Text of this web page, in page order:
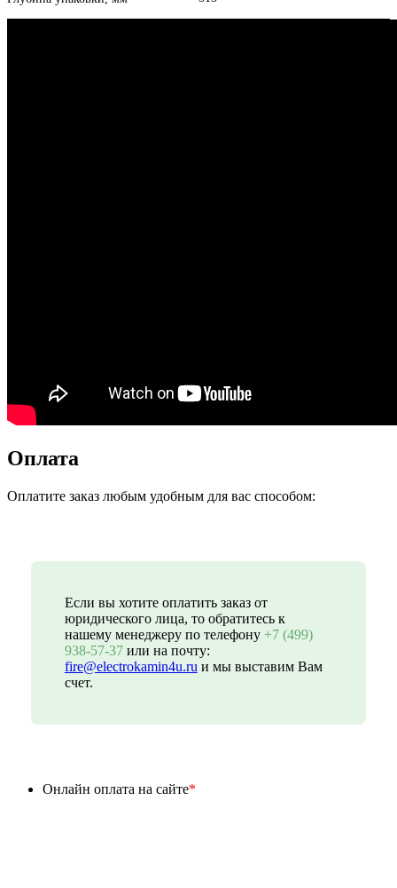
Оплата
Оплатите заказ любым удобным для вас способом:
Если вы хотите оплатить заказ от
юридического лица, то обратитесь к
нашему менеджеру по телефону +7 (499)
938-57-37или на почту:
fire@electrokamin4u.ru и мы выставим Вам
счет.
Онлайн оплата на сайте*